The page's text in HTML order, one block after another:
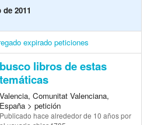
2011
expirado peticiones
busco libros de estas
temáticas
Valencia, Comunitat Valenciana,
España > petición
Publicado hace alrededor de 10 añospor